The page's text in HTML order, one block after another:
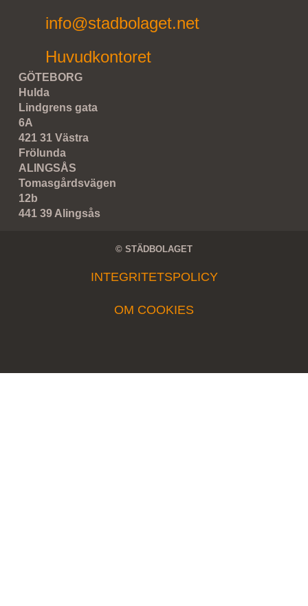
info@stadbolaget.net
Huvudkontoret
GÖTEBORG
Hulda
Lindgrens gata
6A
421 31 Västra
Frölunda
ALINGSÅS
Tomasgårdsvägen
12b
441 39 Alingsås
© STÄDBOLAGET
INTEGRITETSPOLICY
OM COOKIES